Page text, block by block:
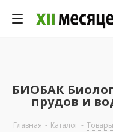
БИОБАК
прудов и
Главная - Каталог -